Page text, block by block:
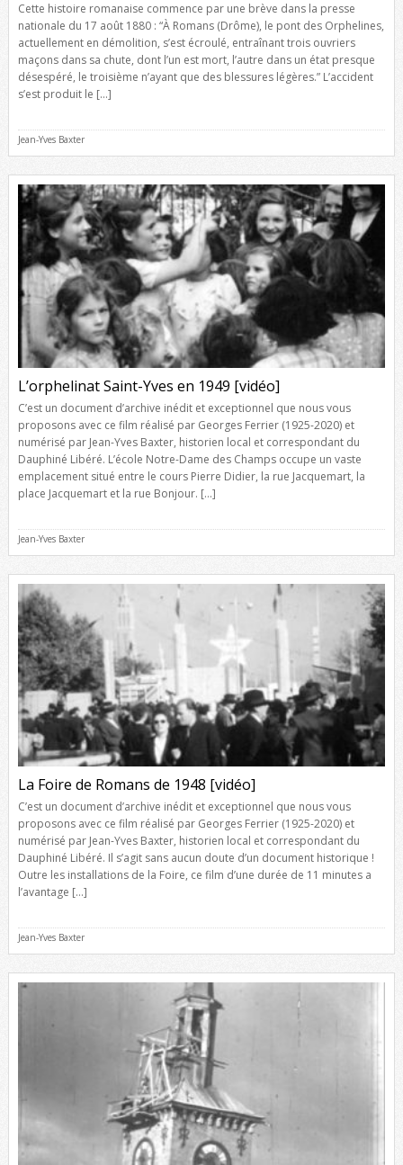
Cette histoire romanaise commence par une brève dans la presse
nationale du 17 août 1880 : “À Romans (Drôme), le pont des Orphelines,
actuellement en démolition, s’est écroulé, entraînant trois ouvriers
maçons dans sa chute, dont l’un est mort, l’autre dans un état presque
désespéré, le troisième n’ayant que des blessures légères.” L’accident
s’est produit le […]
Jean-Yves Baxter
L’orphelinat Saint-Yves en 1949 [vidéo]
C’est un document d’archive inédit et exceptionnel que nous vous
proposons avec ce film réalisé par Georges Ferrier (1925-2020) et
numérisé par Jean-Yves Baxter, historien local et correspondant du
Dauphiné Libéré. L’école Notre-Dame des Champs occupe un vaste
emplacement situé entre le cours Pierre Didier, la rue Jacquemart, la
place Jacquemart et la rue Bonjour. […]
Jean-Yves Baxter
La Foire de Romans de 1948 [vidéo]
C’est un document d’archive inédit et exceptionnel que nous vous
proposons avec ce film réalisé par Georges Ferrier (1925-2020) et
numérisé par Jean-Yves Baxter, historien local et correspondant du
Dauphiné Libéré. Il s’agit sans aucun doute d’un document historique !
Outre les installations de la Foire, ce film d’une durée de 11 minutes a
l’avantage […]
Jean-Yves Baxter